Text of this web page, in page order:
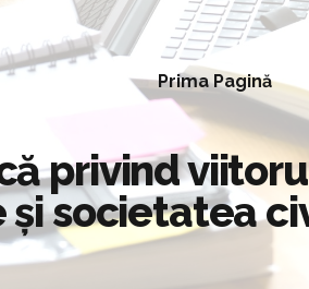
Prima Pagină
privind
societatea